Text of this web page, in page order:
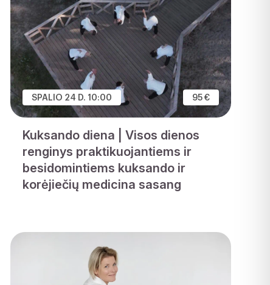
SPALIO 24 D. 10:00 95 €
Kuksando diena | Visos dienos
renginys praktikuojantiems ir
besidomintiems kuksando ir
korėjiečių medicina sasang